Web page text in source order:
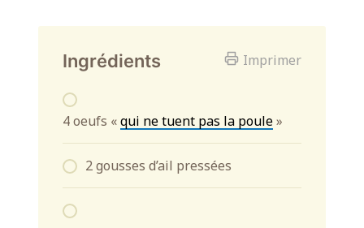
Imprimer
Ingrédients
4 oeufs «qui ne tuent pas la poule»
2 gousses d’ail pressées